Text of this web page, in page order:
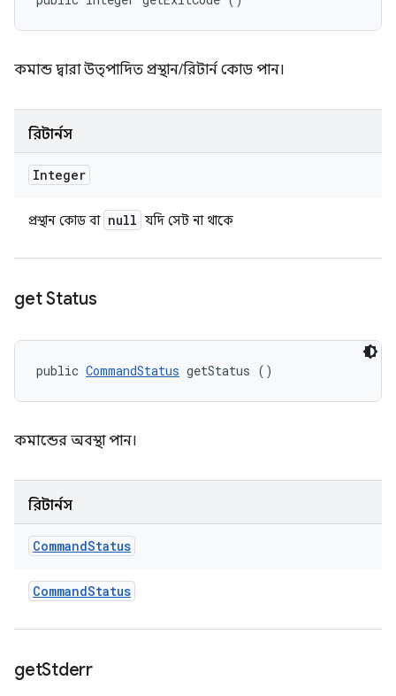
কমান্ড দ্বারা উত্পাদিত প্রস্থান/রিটার্ন কোড পান।
রিটার্নস
Integer
প্রস্থান কোড বা null যদি সেট না থাকে
get Status
public CommandStatus getStatus ()
কমান্ডের অবস্থা পান।
রিটার্নস
CommandStatus
CommandStatus
getStderr